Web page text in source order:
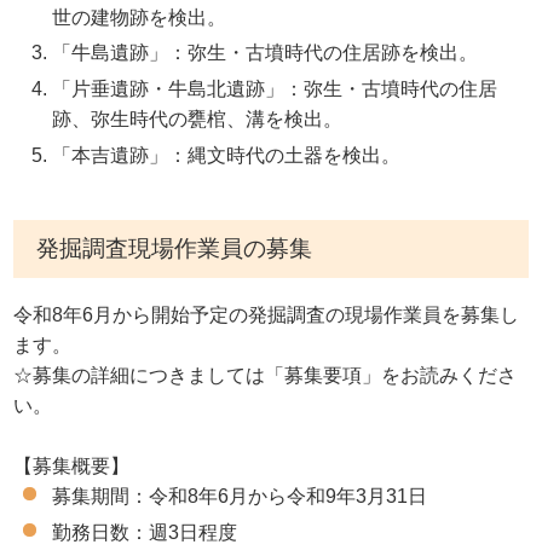
世の建物跡を検出。
「牛島遺跡」：弥生・古墳時代の住居跡を検出。
「片垂遺跡・牛島北遺跡」：弥生・古墳時代の住居
跡、弥生時代の甕棺、溝を検出。
「本吉遺跡」：縄文時代の土器を検出。
発掘調査現場作業員の募集
令和8年6月から開始予定の発掘調査の現場作業員を募集し
ます。
☆募集の詳細につきましては「募集要項」をお読みくださ
い。
【募集概要】
募集期間：令和8年6月から令和9年3月31日
勤務日数：週3日程度